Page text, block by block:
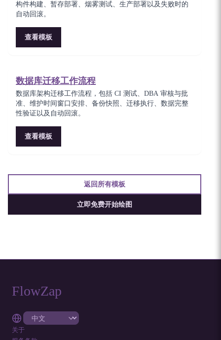
构件构建、暂存部署、烟雾测试、生产部署以及失败时的
自动回滚。
查看模板
数据库迁移工作流程
数据库架构迁移工作流程，包括 CI 测试、DBA 审核与批
准、维护时间窗口安排、备份快照、迁移执行、数据完整
性验证以及自动回滚。
查看模板
返回所有模板
立即免费开始绘图
FlowZap
关于